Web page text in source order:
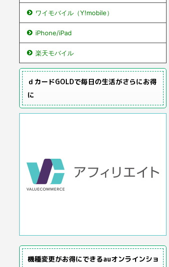
ワイモバイル（Y!mobile）
iPhone/iPad
楽天モバイル
ｄカードGOLDで毎日の生活がさらにお得
に
機種変更がお得にできるauオンラインショ